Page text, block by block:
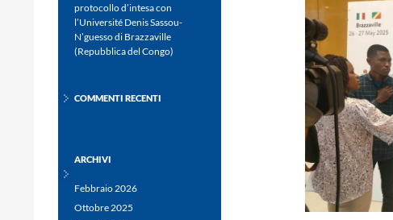
protocollo d’intesa con
l’Université Denis Sassou-
N’guesso di Brazzaville
(Repubblica del Congo)
COMMENTI RECENTI
ARCHIVI
Febbraio 2026
Ottobre 2025